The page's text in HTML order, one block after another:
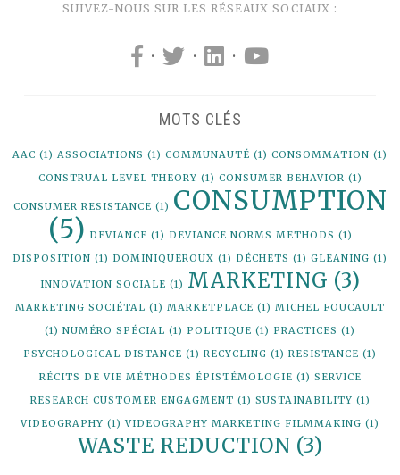
SUIVEZ-NOUS SUR LES RÉSEAUX SOCIAUX :
· · ·
MOTS CLÉS
AAC (1) ASSOCIATIONS (1) COMMUNAUTÉ (1) CONSOMMATION (1)
CONSTRUAL LEVEL THEORY (1) CONSUMER BEHAVIOR (1)
CONSUMER RESISTANCE (1) CONSUMPTION
(5) DEVIANCE (1) DEVIANCE NORMS METHODS (1)
DISPOSITION (1) DOMINIQUEROUX (1) DÉCHETS (1) GLEANING (1)
INNOVATION SOCIALE (1) MARKETING (3)
MARKETING SOCIÉTAL (1) MARKETPLACE (1) MICHEL FOUCAULT
(1) NUMÉRO SPÉCIAL (1) POLITIQUE (1) PRACTICES (1)
PSYCHOLOGICAL DISTANCE (1) RECYCLING (1) RESISTANCE (1)
RÉCITS DE VIE MÉTHODES ÉPISTÉMOLOGIE (1) SERVICE
RESEARCH CUSTOMER ENGAGMENT (1) SUSTAINABILITY (1)
VIDEOGRAPHY (1) VIDEOGRAPHY MARKETING FILMMAKING (1)
WASTE REDUCTION (3)